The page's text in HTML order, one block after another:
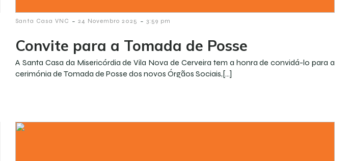
Santa Casa VNC - 24 Novembro 2025 - 3:59 pm
Convite para a Tomada de Posse
A Santa Casa da Misericórdia de Vila Nova de Cerveira tem a honra de convidá-lo para a
cerimónia de Tomada de Posse dos novos Órgãos Sociais,[…]